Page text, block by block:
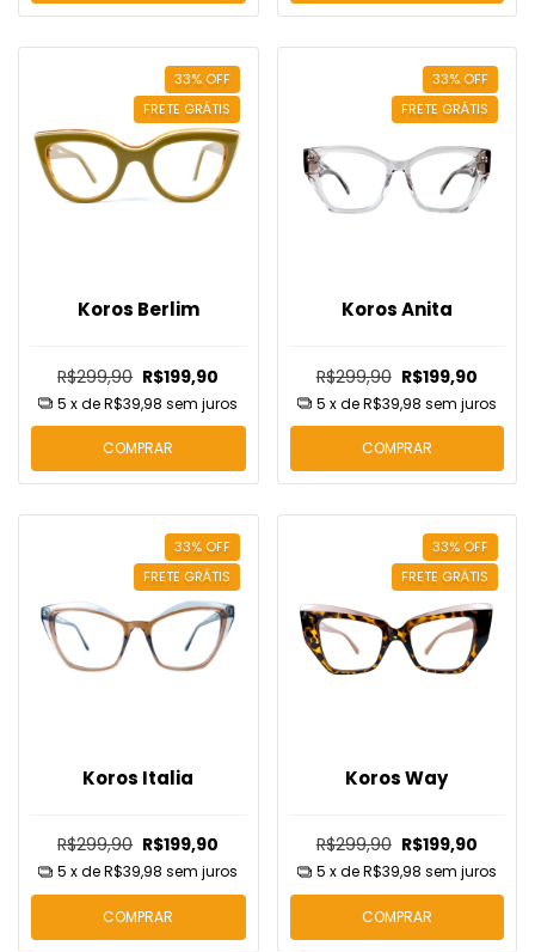
33% OFF
FRETE GRÁTIS
Koros Berlim
R$299,90 R$199,90
5 x deR$39,98 sem juros
COMPRAR
33% OFF
FRETE GRÁTIS
Koros Anita
R$299,90 R$199,90
5 x deR$39,98 sem juros
COMPRAR
33% OFF
FRETE GRÁTIS
Koros Italia
R$299,90 R$199,90
5 x deR$39,98 sem juros
COMPRAR
33% OFF
FRETE GRÁTIS
Koros Way
R$299,90 R$199,90
5 x deR$39,98 sem juros
COMPRAR